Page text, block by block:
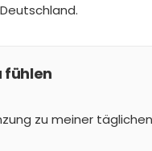
fühlen
zu meiner